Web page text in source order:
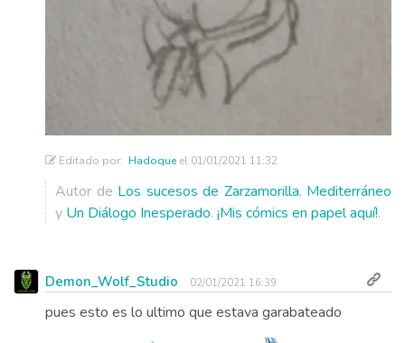
Editado por: Hadoqueel 01/01/2021 11:32
Autor de Los sucesos de Zarzamorilla, Mediterráneo
y Un Diálogo Inesperado. ¡Mis cómics en papel aquí!.
Demon_Wolf_Studio 02/01/2021 16:39
pues esto es lo ultimo que estava garabateado